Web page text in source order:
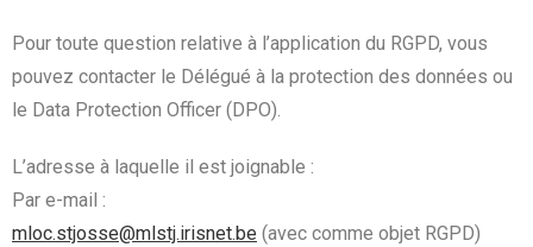
Pour toute question relative à l’application du RGPD, vous
pouvez contacter le Délégué à la protection des données ou
le Data Protection Officer (DPO).
L’adresse à laquelle il est joignable :
Par e-mail :
mloc.stjosse@mlstj.irisnet.be (avec comme objet RGPD)